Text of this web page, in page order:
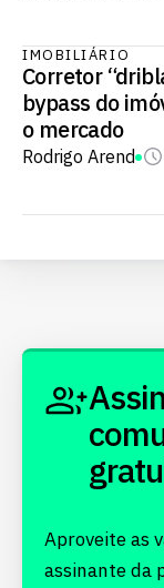
IMOBILIÁRIO
Corretor
bypass do
o mercado
Rodrigo Arend
Aproveite as
assinante da